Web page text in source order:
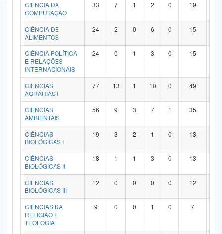
Banco Central do Brasil
CIÊNCIA DA
COMPUTAÇÃO
33 7 1 2 0 19
CIÊNCIA DE
ALIMENTOS
24 2 0 6 0 15
CIÊNCIA POLÍTICA
E RELAÇÕES
INTERNACIONAIS
24 0 1 3 0 15
CIÊNCIAS
AGRÁRIAS I
77 13 1 10 0 49
CIÊNCIAS
AMBIENTAIS
56 9 3 7 1 35
CIÊNCIAS
BIOLÓGICAS I
19 3 2 1 0 13
CIÊNCIAS
BIOLÓGICAS II
18 1 1 3 0 13
CIÊNCIAS
BIOLÓGICAS III
12 0 0 0 0 12
CIÊNCIAS DA
RELIGIÃO E
TEOLOGIA
9 0 0 1 0 7